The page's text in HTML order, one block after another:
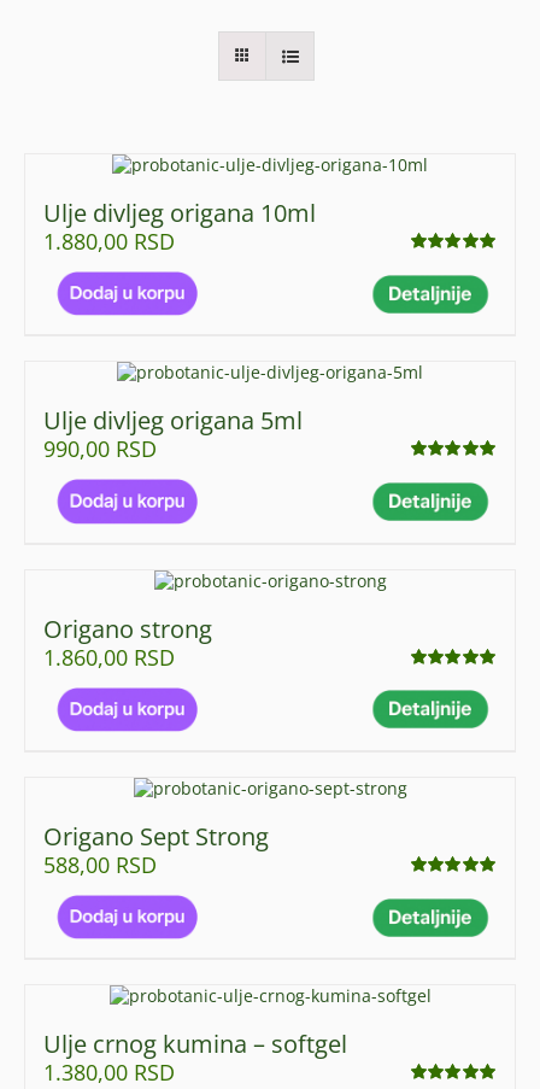
Ulje divljeg origana 10ml
5.00od 5
1.880,00 RSD
Ulje divljeg origana 5ml
5.00od 5
990,00 RSD
Origano strong
4.95od 5
1.860,00 RSD
Origano Sept Strong
4.92od 5
588,00 RSD
Ulje crnog kumina – softgel
1.380,00 RSD